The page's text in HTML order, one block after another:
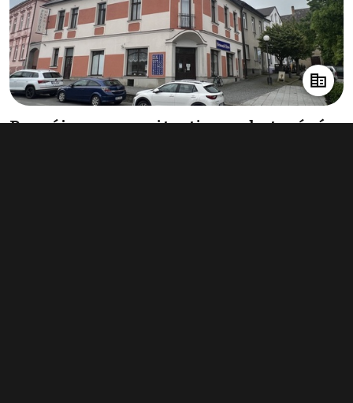
Pronájem nemovitosti pro ubytování